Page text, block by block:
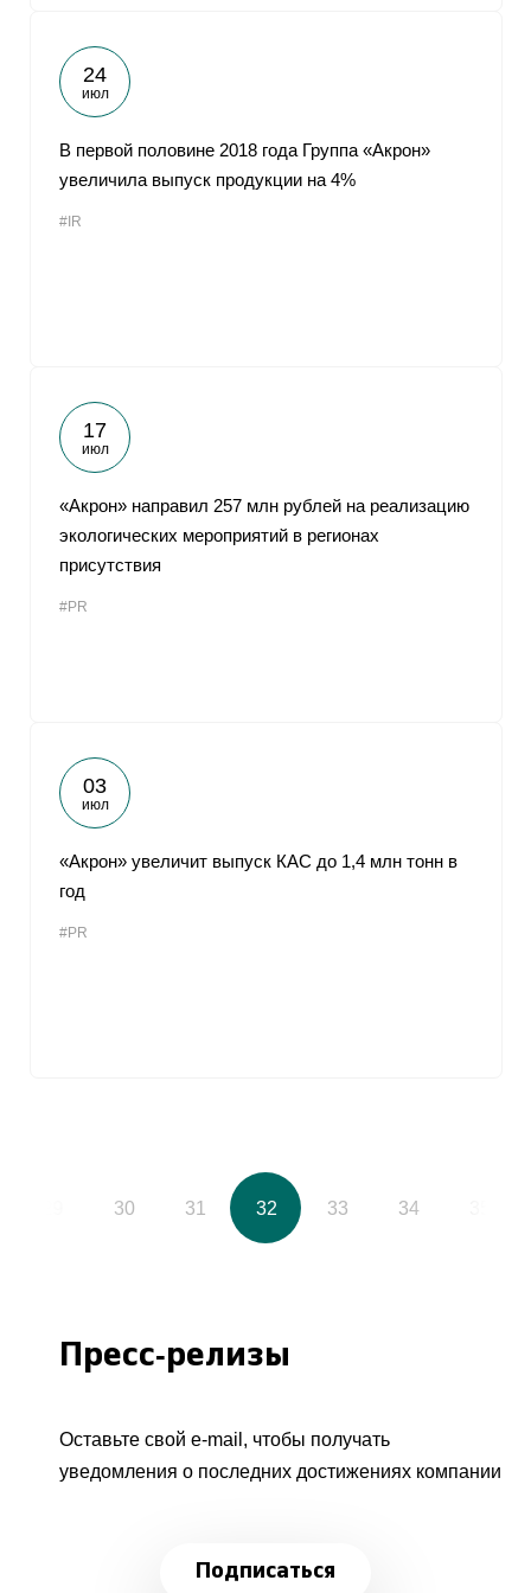
24
июл
В первой половине 2018 года Группа «Акрон»
увеличила выпуск продукции на 4%
#IR
17
июл
«Акрон» направил 257 млн рублей на реализацию
экологических мероприятий в регионах
присутствия
#PR
03
июл
«Акрон» увеличит выпуск КАС до 1,4 млн тонн в
год
#PR
30 31 32 33 34
Пресс-релизы
Оставьте свой e-mail, чтобы получать
уведомления о последних достижениях компании
Подписаться